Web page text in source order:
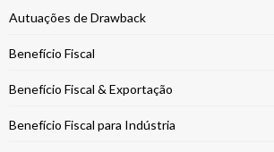
Autuações de Drawback
Benefício Fiscal
Benefício Fiscal & Exportação
Benefício Fiscal para Indústria